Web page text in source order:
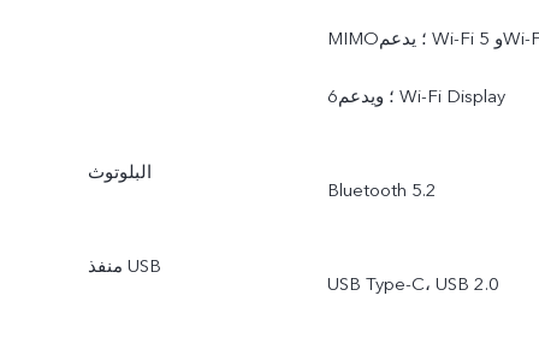
MIMO؛ يدعم Wi-Fi 5 وWi-Fi
6؛ ويدعم Wi-Fi Display
البلوتوث
Bluetooth 5.2
منفذ USB
USB Type-C، USB 2.0